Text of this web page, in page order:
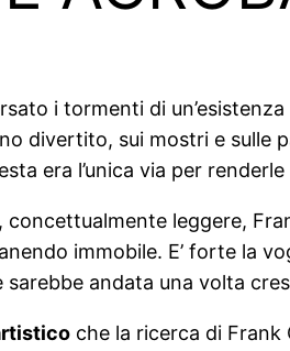
i tormenti di
divertito, sui mostri e sulle
era l’unica via per
, concettualmente leggere,
immobile. E’ forte la
andata una volta
che la ricerca di